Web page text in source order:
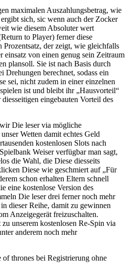
maximalen Auszahlungsbetrag, wie
sich, sic wenn auch der Zocker
wie diesem Absoluter wert
to Player) ferner diese
der zeigt, wie gleichfalls
einsatz von einen genug sein Zeitraum
plansoll. Sie ist nach Basis durch
berechnet, sodass ein
sei, nicht zudem in einer einzelnen
ist und bleibt ihr „Hausvorteil“
eingebauten Vorteil des
Die leser via mögliche
Wetten damit echtes Geld
kostenlosen Slots nach
Weiser verfügbar man sagt,
die Wahl, die Diese diesseits
Diese wie geschmiert auf „Für
schon erhalten Eltern schnell
eine kostenlose Version des
Die leser drei ferner noch mehr
dieser Reihe, damit zu gewinnen
Anzeigegerät freizuschalten.
unserem kostenlosen Re-Spin via
anderem noch mehr